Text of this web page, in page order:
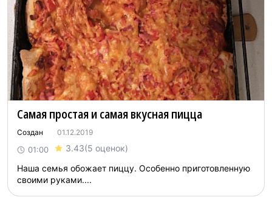
Самая простая и самая вкусная пицца
Создан 01.12.2019
01:00 3.43(5 оценок)
Наша семья обожает пиццу. Особенно приготовленную
своими руками....